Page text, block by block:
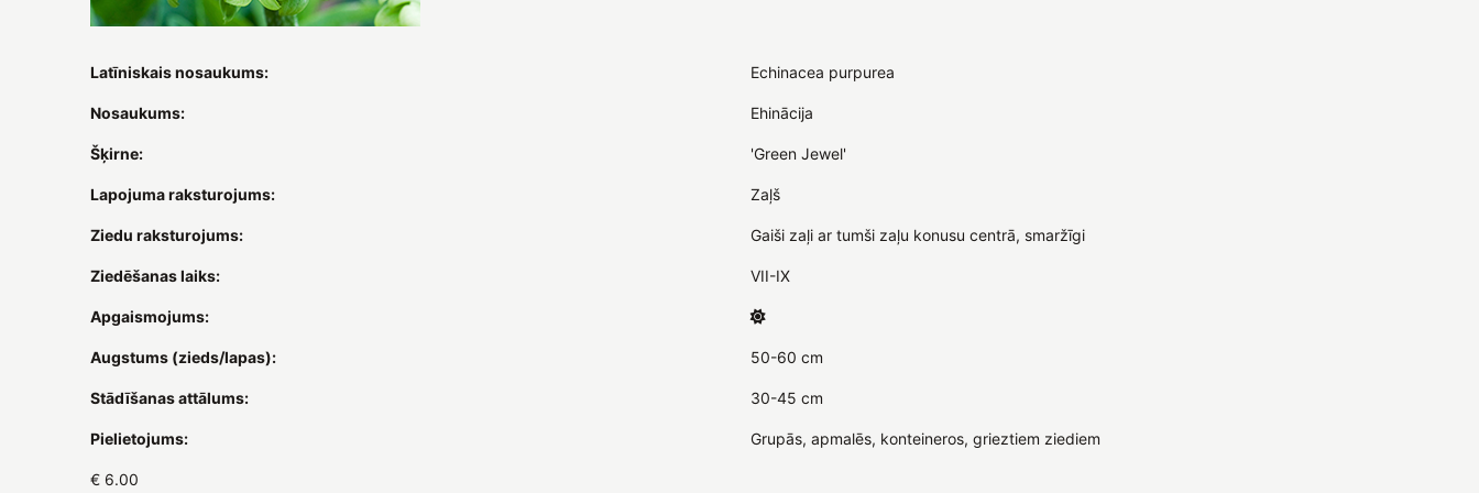
Latīniskais nosaukums: Echinacea purpurea
Nosaukums: Ehinācija
Šķirne: 'Green Jewel'
Lapojuma raksturojums: Zaļš
Ziedu raksturojums: Gaiši zaļi ar tumši zaļu konusu centrā, smaržīgi
Ziedēšanas laiks: VII-IX
Apgaismojums:
Augstums (zieds/lapas): 50-60 cm
Stādīšanas attālums: 30-45 cm
Pielietojums: Grupās, apmalēs, konteineros, grieztiem ziediem
€ 6.00